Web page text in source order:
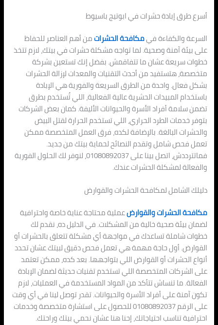
أسرع طرق إبادة حشرات في ابوتيج باسيوط
السرعة والكفاءة فيمكافحة الحشراتمن أهم العناصر للحفاظ
على بيئة آمنة وصحية. لما تواجه مشكلة حشرات في بيتك، لازم تتخذ
خطوات سريعة عشان ما تتفاقمش. بفضل إنك تستعين بشركة
متخصصة، هتستفيد من أحدث التقنيات والمعدات لإزالة الحشرات
بشكل فعال. واحدة من الطرق السريعة والفورية هي الإبادة
باستخدام المبيدات الحشرية عالية الفعالية، اللي تُستخدم بطرق
تضمن سلامة أفراد الأسرة والحيوانات الأليفة. كمان بعض الشركات
بتوفر خدمات الطرد الحراري، اللي تستخدم الحرارة لقتل البيض
والحشرات البالغة. بالإضافة لكده، فرق العمل المتخصصة ممكن
تعمل فحص شامل وتقدم النصائح لحماية بيتك من جديد.
فماتترددش، اتصل بينا على 01080892037، لنوفر لك الحلول الفورية
والفعالة لمشكلة الحشرات عندك.
دليلك الشامل لمكافحة الحشرات والقوارض
مكافحة الحشرات والقوارضعملية محتاجة عناية خاصة واحترافية
لضمان بيئة صحية خالية من المشكلات. في الدليل ده، نقدم لك
خطوات شاملة تساعدك في مواجهة أي مشكلة تتعلق بالحشرات أو
القوارض. أول حاجة مهمة هي تعمل فحص دقيق لبيتك عشان تحدد
أنواع الحشرات أو القوارض اللي بتواجهها. بعد كده، ممكن تعتمد
على الشركات المتخصصة اللي تستخدم تقنيات حديثة لضمان الإبادة
الفعالة. ما تنساش تتأكد من المواد المستخدمة في العمليات، لازم
تكون آمنة على أفراد الأسرة والحيوانات. تقدر توصل لينا في أي وقت
على الرقم 01080892037 للحصول على استشارة متخصصة وخدمات
احترافية تناسب احتياجاتك، إحنا هنا عشان نحمي بيتك وراحتك.